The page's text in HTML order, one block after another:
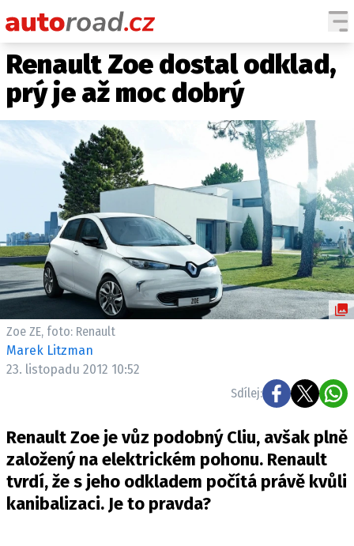
AUTA
TESTY AUT
HISTORIE
ZAJÍMAVOSTI
TECHNIKA
EKONOMIKA
ČESKÝ TRH
TUNING
TESTY ELEKTROMOBILŮ
TRH S ELEKTROMOBILY
RALLY
Renault Zoe dostal odklad,
prý je až moc dobrý
Zoe ZE, foto: Renault
Marek Litzman
23. listopadu 2012 10:52
Sdílej:
Renault Zoe je vůz podobný Cliu, avšak plně
založený na elektrickém pohonu. Renault
tvrdí, že s jeho odkladem počítá právě kvůli
kanibalizaci. Je to pravda?